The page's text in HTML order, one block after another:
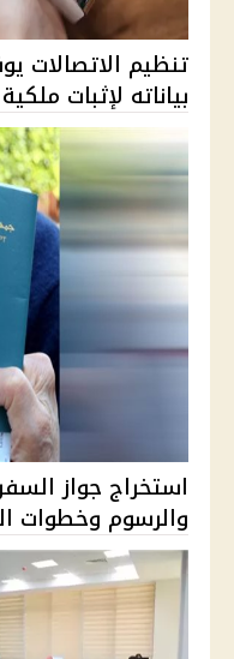
تنظيم الاتصالات
بياناته لإثبات
والرسوم وخطوات